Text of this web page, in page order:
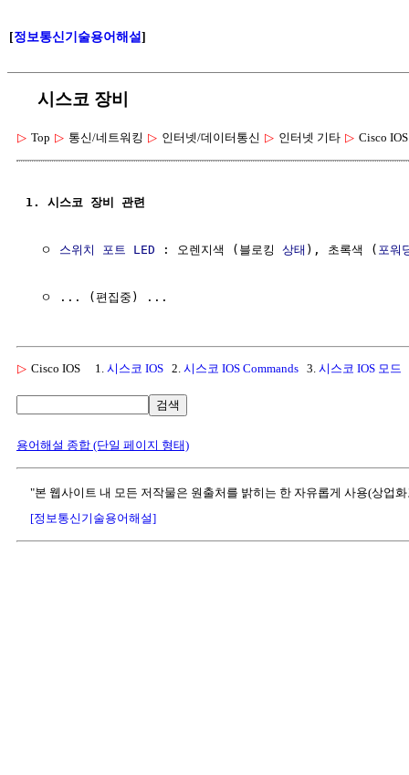
[정보통신기술용어해설]
시스코 장비
▷ Top ▷ 통신/네트워킹 ▷ 인터넷/데이터통신 ▷ 인터넷 기타 ▷ Cisco IOS
1. 시스코 장비 관련
  ㅇ
스위치 포트 LED : 오렌지색 (블로킹 상태 ), 초록색 ( 포워
▷ Cisco IOS 1. 시스코 IOS 2. 시스코 IOS Commands 3. 시스코 IOS 모드
검색
용어해설 종합 (단일 페이지 형태)
"본 웹사이트 내 모든 저작물은 원출처를 밝히는 한 자유롭게 사용(상업
[정보통신기술용어해설]